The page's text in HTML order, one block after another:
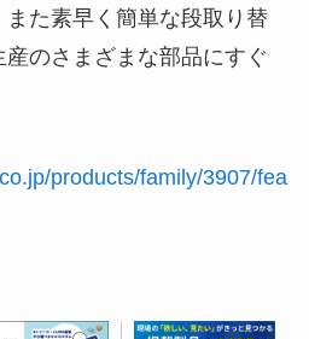
た素早く簡単な段取り替
のさまざまな部品にすぐ
products/family/3907/fea